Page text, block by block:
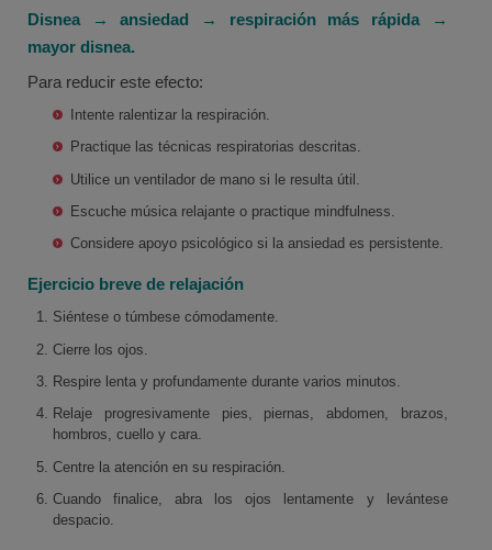
Disnea → ansiedad → respiración más rápida →
mayor disnea.
Para reducir este efecto:
Intente ralentizar la respiración.
Practique las técnicas respiratorias descritas.
Utilice un ventilador de mano si le resulta útil.
Escuche música relajante o practique mindfulness.
Considere apoyo psicológico si la ansiedad es persistente.
Ejercicio breve de relajación
Siéntese o túmbese cómodamente.
Cierre los ojos.
Respire lenta y profundamente durante varios minutos.
Relaje progresivamente pies, piernas, abdomen, brazos,
hombros, cuello y cara.
Centre la atención en su respiración.
Cuando finalice, abra los ojos lentamente y levántese
despacio.